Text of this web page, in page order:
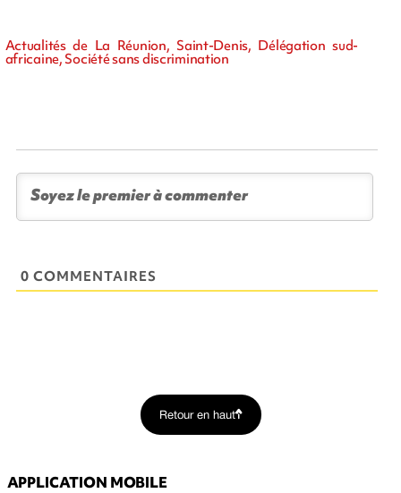
Actualités de La Réunion, Saint-Denis, Délégation sud-
africaine, Société sans discrimination
0 COMMENTAIRES
Retour en haut
APPLICATION MOBILE